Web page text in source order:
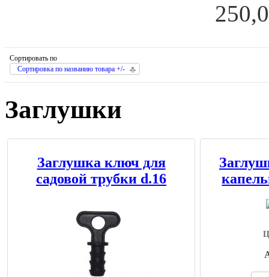
Сортировать по
Сортировка по названию товара +/-
Заглушки
Заглушка ключ для
садовой трубки d.16